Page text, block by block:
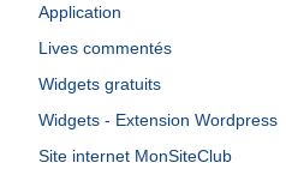
Application
Lives commentés
Widgets gratuits
Widgets - Extension Wordpress
Site internet MonSiteClub